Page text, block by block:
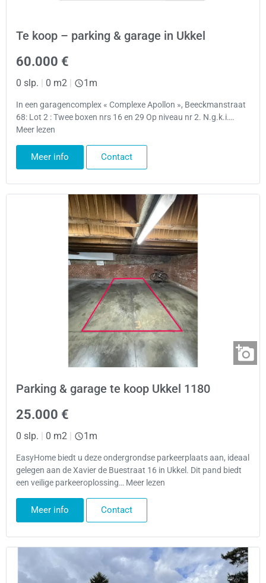
Te koop – parking & garage in Ukkel
60.000 €
0 slp. | 0 m2 | 1m
In een garagencomplex « Complexe Apollon », Beeckmanstraat
68: Lot 2 : Twee boxen nrs 16 en 29 Op niveau nr 2. N.g.k.i….
Meer lezen
Meer info Contact
Parking & garage te koop Ukkel 1180
25.000 €
0 slp. | 0 m2 | 1m
EasyHome biedt u deze ondergrondse parkeerplaats aan, ideaal
gelegen aan de Xavier de Buestraat 16 in Ukkel. Dit pand biedt
een veilige parkeeroplossing… Meer lezen
Meer info Contact